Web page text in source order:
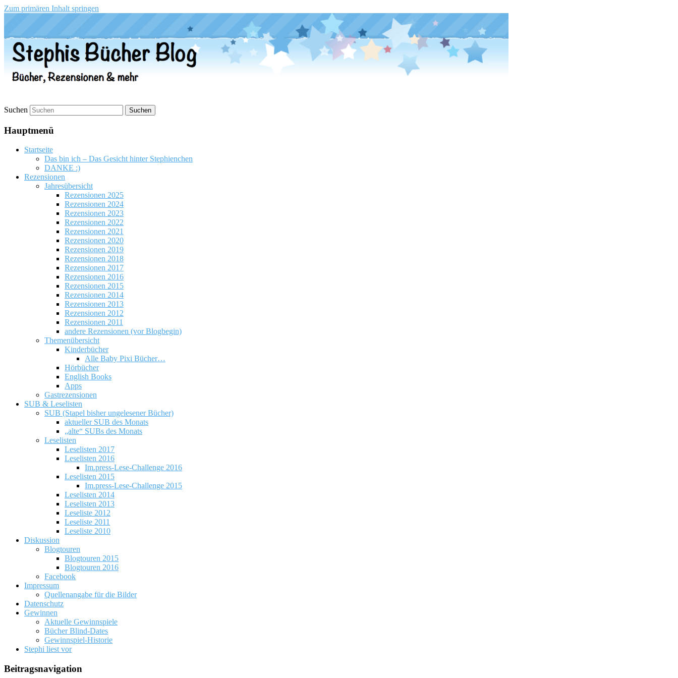
Zum primären Inhalt springen
Stephis Bücher Blog
Suchen
Hauptmenü
Startseite
Das bin ich – Das Gesicht hinter Stephienchen
DANKE :)
Rezensionen
Jahresübersicht
Rezensionen 2025
Rezensionen 2024
Rezensionen 2023
Rezensionen 2022
Rezensionen 2021
Rezensionen 2020
Rezensionen 2019
Rezensionen 2018
Rezensionen 2017
Rezensionen 2016
Rezensionen 2015
Rezensionen 2014
Rezensionen 2013
Rezensionen 2012
Rezensionen 2011
andere Rezensionen (vor Blogbegin)
Themenübersicht
Kinderbücher
Alle Baby Pixi Bücher…
Hörbücher
English Books
Apps
Gastrezensionen
SUB & Leselisten
SUB (Stapel bisher ungelesener Bücher)
aktueller SUB des Monats
„alte“ SUBs des Monats
Leselisten
Leselisten 2017
Leselisten 2016
Im.press-Lese-Challenge 2016
Leselisten 2015
Im.press-Lese-Challenge 2015
Leselisten 2014
Leselisten 2013
Leseliste 2012
Leseliste 2011
Leseliste 2010
Diskussion
Blogtouren
Blogtouren 2015
Blogtouren 2016
Facebook
Impressum
Quellenangabe für die Bilder
Datenschutz
Gewinnen
Aktuelle Gewinnspiele
Bücher Blind-Dates
Gewinnspiel-Historie
Stephi liest vor
Beitragsnavigation